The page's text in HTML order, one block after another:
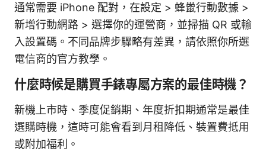
通常需要 iPhone 配對，在設定 > 蜂巤行動數據 >
新增行動網路 > 選擇你的運營商，並掃描 QR 或輸
入設置碼。不同品牌步驟略有差異，請依照你所選
電信商的官方教學。
什麼時候是購買手錶專屬方案的最佳時機？
新機上市時、季度促銷期、年度折扣期通常是最佳
選購時機，這時可能會看到月租降低、裝置費抵用
或附加福利。